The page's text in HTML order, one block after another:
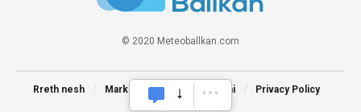
© 2020 Meteoballkan.com
Rreth nesh Marketing Na kontaktoni Privacy Policy